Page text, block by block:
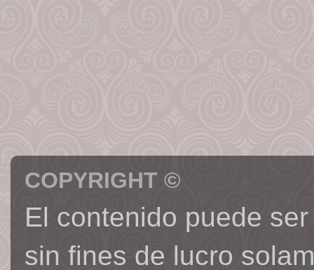
COPYRIGHT ©
El contenido puede
sin fines de lucro